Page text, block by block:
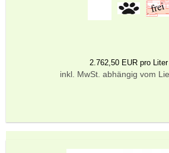
2.762,50 EUR pro Liter
inkl. MwSt. abhängig vom